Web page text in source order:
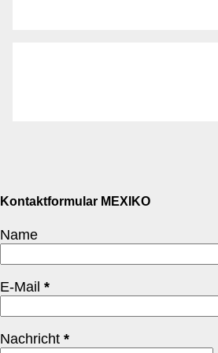
Kontaktformular MEXIKO
Name
E-Mail *
Nachricht *